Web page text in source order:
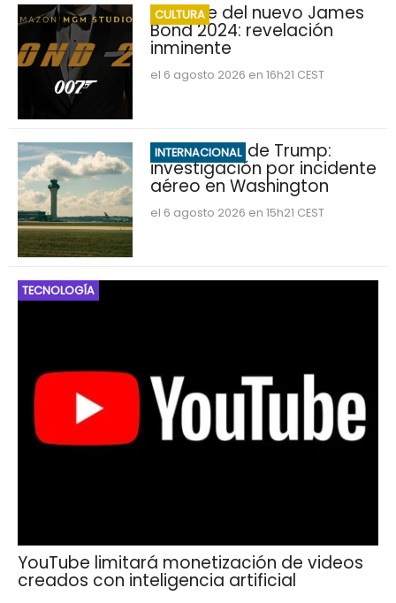
CULTURA
Nombre del nuevo James
Bond 2024: revelación
inminente
el 6 agosto 2026 en 16h21 CEST
INTERNACIONAL
Marine One de Trump:
investigación por incidente
aéreo en Washington
el 6 agosto 2026 en 15h21 CEST
TECNOLOGÍA
YouTube limitará monetización de videos
creados con inteligencia artificial